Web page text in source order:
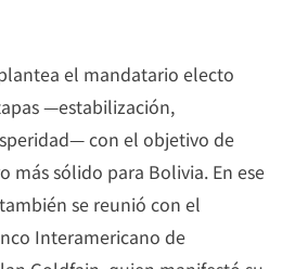
el mandatario electo
—estabilización,
con el objetivo de
más sólido para Bolivia. En ese
se reunió con el
Interamericano de